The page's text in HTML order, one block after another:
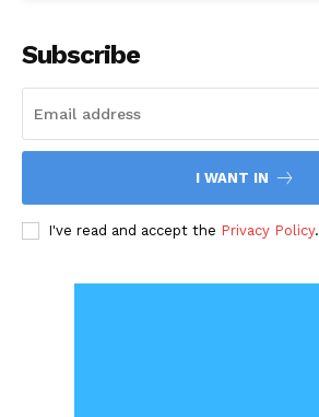
Subscribe
I WANT IN
I've read and accept the Privacy Policy.